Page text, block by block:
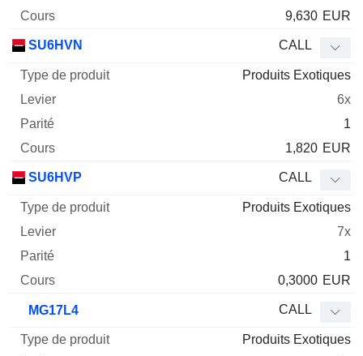
9,630 EUR
SU6HVN CALL
Produits Exotiques
6x
1
1,820 EUR
SU6HVP CALL
Produits Exotiques
7x
1
0,3000 EUR
MG17L4 CALL
Produits Exotiques